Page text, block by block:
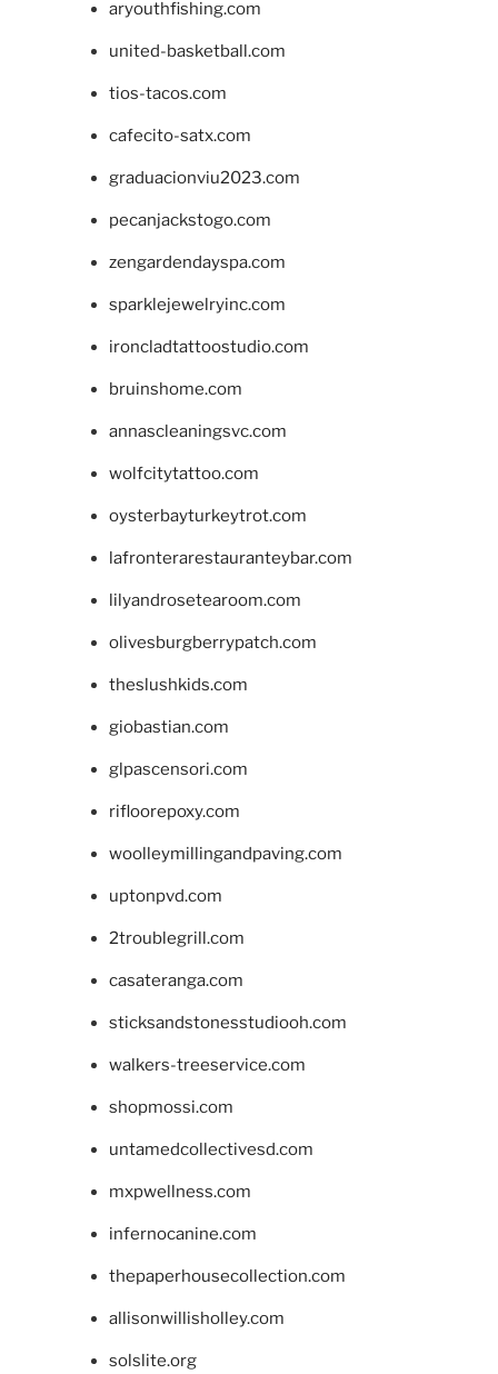
aryouthfishing.com
united-basketball.com
tios-tacos.com
cafecito-satx.com
graduacionviu2023.com
pecanjackstogo.com
zengardendayspa.com
sparklejewelryinc.com
ironcladtattoostudio.com
bruinshome.com
annascleaningsvc.com
wolfcitytattoo.com
oysterbayturkeytrot.com
lafronterarestauranteybar.com
lilyandrosetearoom.com
olivesburgberrypatch.com
theslushkids.com
giobastian.com
glpascensori.com
rifloorepoxy.com
woolleymillingandpaving.com
uptonpvd.com
2troublegrill.com
casateranga.com
sticksandstonesstudiooh.com
walkers-treeservice.com
shopmossi.com
untamedcollectivesd.com
mxpwellness.com
infernocanine.com
thepaperhousecollection.com
allisonwillisholley.com
solslite.org